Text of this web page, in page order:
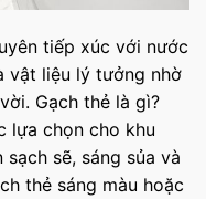
tiếp xúc với nước
vật liệu lý tưởng nhờ
Gạch thẻ là gì?
lựa chọn cho khu
sẽ, sáng sủa và
thẻ sáng màu hoặc